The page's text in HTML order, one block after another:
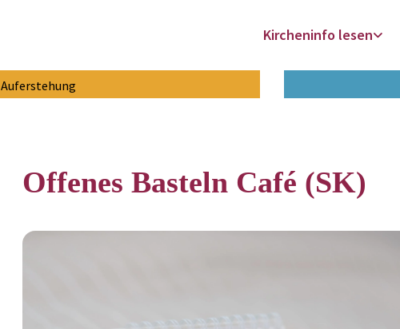
Kircheninfo lesen
Auferstehung
Offenes Basteln Café (SK)